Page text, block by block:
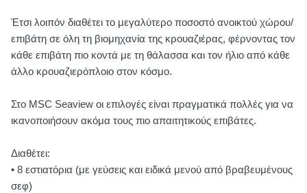
Έτσι λοιπόν διαθέτει το μεγαλύτερο ποσοστό ανοικτού χώρου/
επιβάτη σε όλη τη βιομηχανία της κρουαζιέρας, φέρνοντας τον
κάθε επιβάτη πιο κοντά με τη θάλασσα και τον ήλιο από κάθε
άλλο κρουαζιερόπλοιο στον κόσμο.
Στο MSC Seaview οι επιλογές είναι πραγματικά πολλές για να
ικανοποιήσουν ακόμα τους πιο απαιτητικούς επιβάτες.
Διαθέτει:
• 8 εστιατόρια (με γεύσεις και ειδικά μενού από βραβευμένους
σεφ)